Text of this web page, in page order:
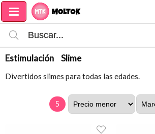
Estimulación Slime
Divertidos slimes para todas las edades.
5